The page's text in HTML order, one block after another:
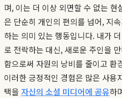
며, 이는 더 이상 외면할 수 없는 현
은 단순히 개인의 편의를 넘어, 지
하는 의미 있는 행동입니다. 내가
로 전락하는 대신, 새로운 주인을
함으로써 자원의 낭비를 줄이고 환
이러한 긍정적인 경험은 많은 사용
택을 자신의 소셜 미디어에 공유하